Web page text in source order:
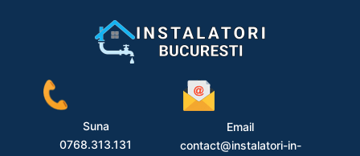
Suna
0768.313.131
Email
contact@instalatori-in-